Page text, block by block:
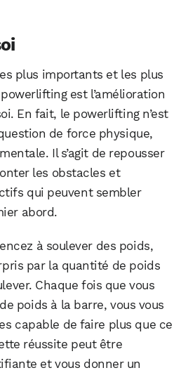
plus importants et les plus
est l’amélioration
En fait, le powerlifting n’est
de force physique,
Il s’agit de repousser
les obstacles et
qui peuvent sembler
abord.
à soulever des poids,
par la quantité de poids
Chaque fois que vous
poids à la barre, vous vous
capable de faire plus que ce
réussite peut être
et vous donner un